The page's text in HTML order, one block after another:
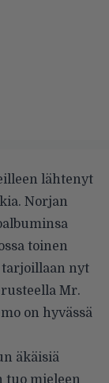
lähtenyt
Norjan
toinen
tarjoillaan nyt
Mr.
on hyvässä
äkäisiä
tuo mieleen